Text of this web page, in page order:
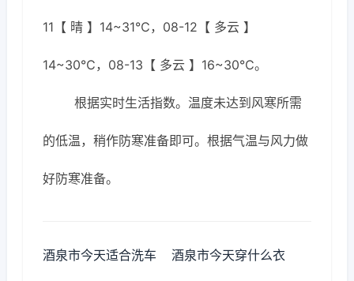
11【 晴 】14~31℃，08-12【 多云 】
14~30℃，08-13【 多云 】16~30℃。
根据实时生活指数。温度未达到风寒所需
的低温，稍作防寒准备即可。根据气温与风力做
好防寒准备。
酒泉市今天适合洗车 酒泉市今天穿什么衣